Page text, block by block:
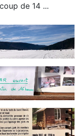
de 14 ...